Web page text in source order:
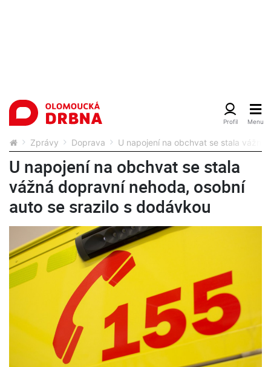
Zprávy Doprava U napojení na obchvat se stala
U napojení na obchvat se stala
vážná dopravní nehoda, osobní
auto se srazilo s dodávkou